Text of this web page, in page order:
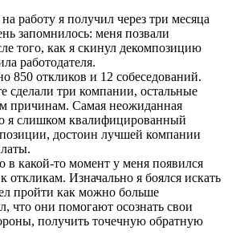
работу я получил через три месяца
запомнилось: меня позвали
того, как я скинул декомпозицию
работодателя.
850 откликов и 12 собеседований.
сделали три компании, остальные
причинам. Самая неожиданная
я слишком квалифицированный
достоин лучшей компании
в какой-то момент у меня появился
откликам. Изначально я боялся искать
пройти как можно больше
что они помогают осознать свои
получить точечную обратную